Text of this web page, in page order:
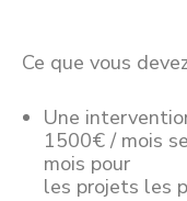
Ce que vous
Une
1500€ / mois
mois pour
les projets les